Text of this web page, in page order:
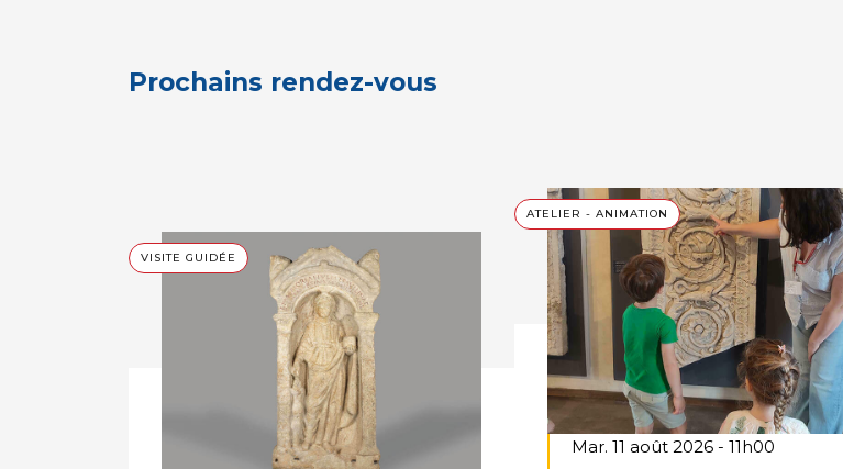
Prochains rendez-vous
VISITE GUIDÉE
Mar. 11 août 2026 - 11h00
ATELIER - ANIMATION